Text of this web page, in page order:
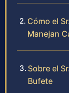
Cómo el
Manejan
Sobre el
Bufete